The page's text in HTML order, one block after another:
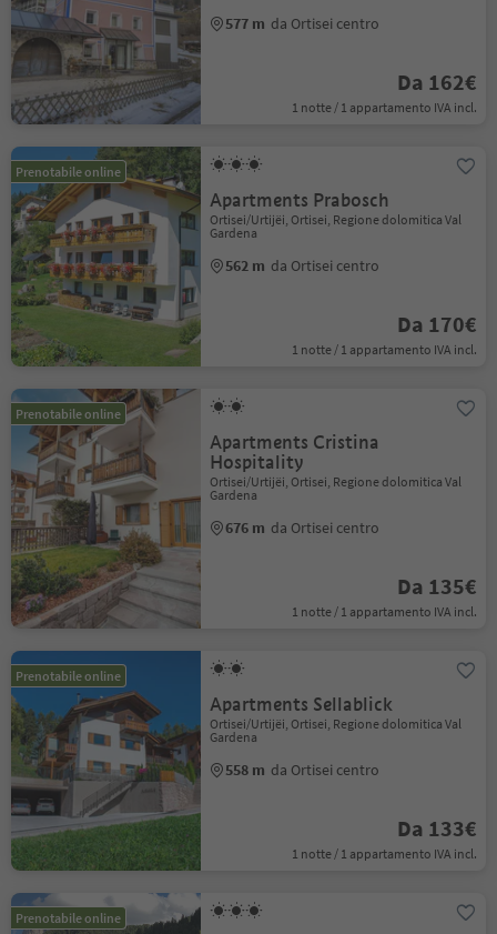
577 m da Ortisei centro
Da 162€
1 notte / 1 appartamento IVA incl.
Prenotabile online
Apartments Prabosch
Ortisei/Urtijëi, Ortisei, Regione dolomitica Val
Gardena
562 m da Ortisei centro
Da 170€
1 notte / 1 appartamento IVA incl.
Prenotabile online
Apartments Cristina
Hospitality
Ortisei/Urtijëi, Ortisei, Regione dolomitica Val
Gardena
676 m da Ortisei centro
Da 135€
1 notte / 1 appartamento IVA incl.
Prenotabile online
Apartments Sellablick
Ortisei/Urtijëi, Ortisei, Regione dolomitica Val
Gardena
558 m da Ortisei centro
Da 133€
1 notte / 1 appartamento IVA incl.
Prenotabile online